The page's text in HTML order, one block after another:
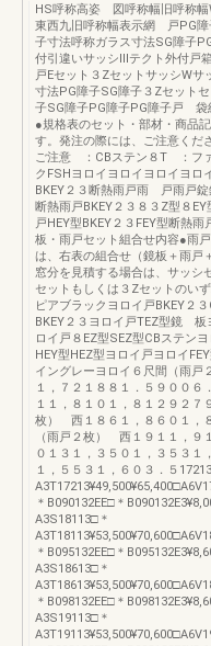
HS呼称高姿 図呼称幅旧呼称幅
東西九旧呼称幅表示網 戸PG
子寸法呼称ガラス寸法SG障子
付引違いサッシⅢテクト外付戸
戸Eセット３ZセットサッシW
寸法PG障子SG障子３Zセット
子SG障子PG障子PG障子戸
●規格表のセット・部材・商品
す。発注の際には、ご注意く
ご注意 ：CBステン８T ：フ
クFSHヨロイヨロイヨロイヨロ
BKEY２３断熱雨戸雨 戸雨戸
断熱雨戸BKEY２３８３Z型８
戸HEY型BKEY２３FEY型断熱
板・雨戸セット組合せ内容●雨
は、右表の組合せ（鏡板＋雨戸
窓分を見積する場合は、サッシ
セットもしくは３Zセットのい
ピアブラックヨロイ戸BKEY２
BKEY２３ヨロイ戸TEZ型鏡 板
ロイ戸８EZ型SEZ型CBステン
HEY型HEZ型ヨロイ戸ヨロイ
イングレーヨロイ６尺間（雨
１，７２１８８１．５９００
１１，８１０１，８１２９２７
枚） 西１８６１，８６０１，
（雨戸２枚） 西１９１１，９
０１３１，３５０１，３５３１
１，５５３１，６０３．５
＊B090132EE□＊
A3S18113□＊
＊B095132EE□＊
A3S18613□＊
＊B098132EE□＊
A3S19113□＊